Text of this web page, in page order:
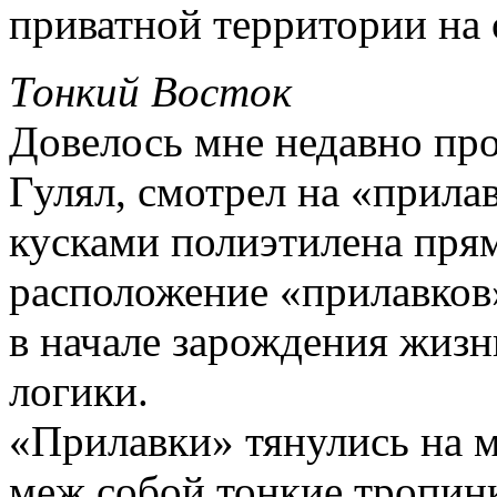
приватной территории
Тонкий Восток
Довелось мне недавно
Гулял, смотрел на
кусками полиэтилена
расположение
в начале зарождения
логики.
«Прилавки» тянулись на